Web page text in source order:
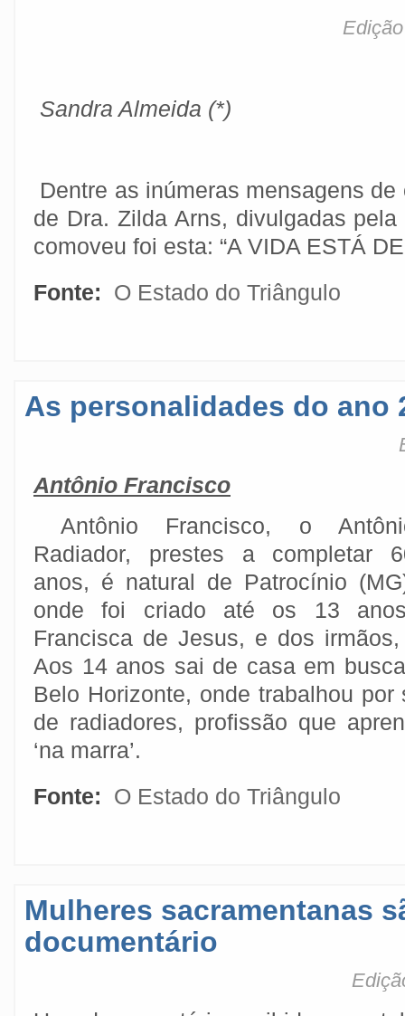
Sandra Almeida (*)
Dentre as inúmeras mensagens
de Dra. Zilda Arns, divulgadas
comoveu foi esta: “A VIDA ESTÁ
Fonte:
O Estado do Triângulo
As personalidades do ano
Antônio Francisco
Antônio Francisco, o
Radiador, prestes a completar
anos, é natural de Patrocínio
onde foi criado até os 13
Francisca de Jesus, e dos
Aos 14 anos sai de casa em
Belo Horizonte, onde trabalhou
de radiadores, profissão que
‘na marra’.
Fonte:
O Estado do Triângulo
Mulheres sacramentanas
documentário